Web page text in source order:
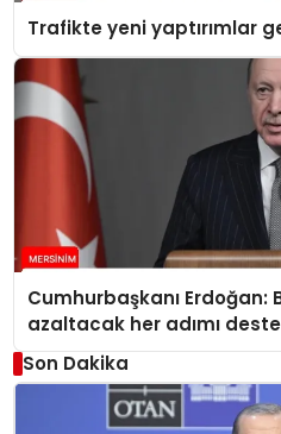
Trafikte yeni yaptırımlar
Cumhurbaşkanı Erdoğan:
azaltacak her adımı
Son Dakika